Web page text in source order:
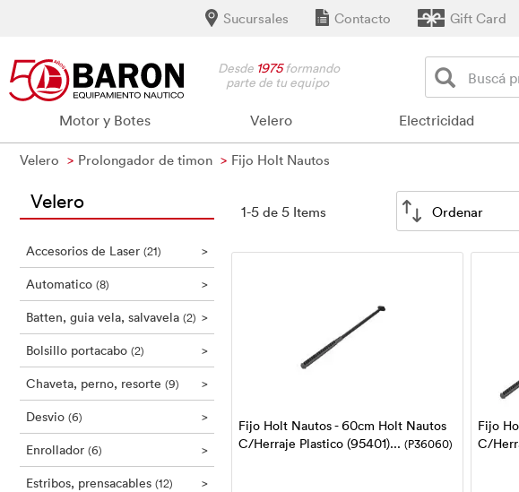
Gift Card
Contacto
Sucursales
Desde 1975formando
parte de tu equipo
Motor y Botes Velero Electricidad
Velero Prolongador de timon Fijo Holt Nautos
Velero
>
Accesorios de Laser (21)
>
Automatico (8)
>
Batten, guia vela, salvavela (2)
>
Bolsillo portacabo (2)
>
Chaveta, perno, resorte (9)
>
Desvio (6)
>
Enrollador (6)
>
Estribos, prensacables (12)
1-5 de 5 Items
Fijo Holt Nautos - 60cm Holt Nautos
C/Herraje Plastico (95401)... (P36060)
Fijo
C/